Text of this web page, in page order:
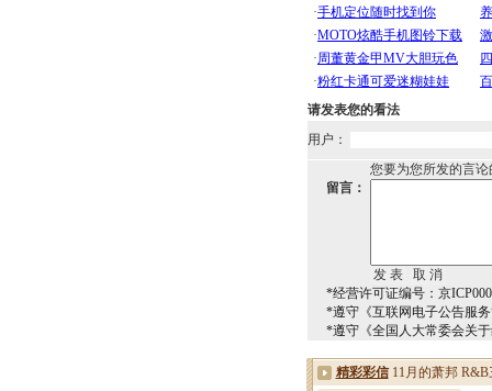
请发表您的看法
用户：
您要为您所发的言
留言：
*经营许可证编号：京
*遵守《互联网电子公告服
*遵守《全国人大常委会关